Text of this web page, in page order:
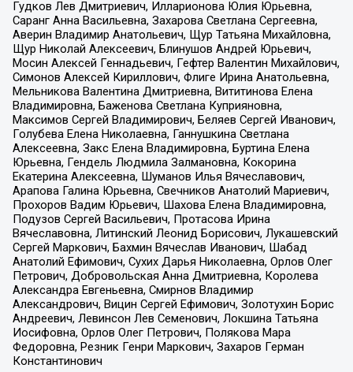
Гудков Лев Дмитриевич, Илларионова Юлия Юрьевна,
Саранг Анна Васильевна, Захарова Светлана Сергеевна,
Аверин Владимир Анатольевич, Щур Татьяна Михайловна,
Щур Николай Алексеевич, Блинушов Андрей Юрьевич,
Мосин Алексей Геннадьевич, Гефтер Валентин Михайлович,
Симонов Алексей Кириллович, Флиге Ирина Анатольевна,
Мельникова Валентина Дмитриевна, Вититинова Елена
Владимировна, Баженова Светлана Куприяновна,
Максимов Сергей Владимирович, Беляев Сергей Иванович,
Голубева Елена Николаевна, Ганнушкина Светлана
Алексеевна, Закс Елена Владимировна, Буртина Елена
Юрьевна, Гендель Людмила Залмановна, Кокорина
Екатерина Алексеевна, Шуманов Илья Вячеславович,
Арапова Галина Юрьевна, Свечников Анатолий Мариевич,
Прохоров Вадим Юрьевич, Шахова Елена Владимировна,
Подузов Сергей Васильевич, Протасова Ирина
Вячеславовна, Литинский Леонид Борисович, Лукашевский
Сергей Маркович, Бахмин Вячеслав Иванович, Шабад
Анатолий Ефимович, Сухих Дарья Николаевна, Орлов Олег
Петрович, Добровольская Анна Дмитриевна, Королева
Александра Евгеньевна, Смирнов Владимир
Александрович, Вицин Сергей Ефимович, Золотухин Борис
Андреевич, Левинсон Лев Семенович, Локшина Татьяна
Иосифовна, Орлов Олег Петрович, Полякова Мара
Федоровна, Резник Генри Маркович, Захаров Герман
Константинович